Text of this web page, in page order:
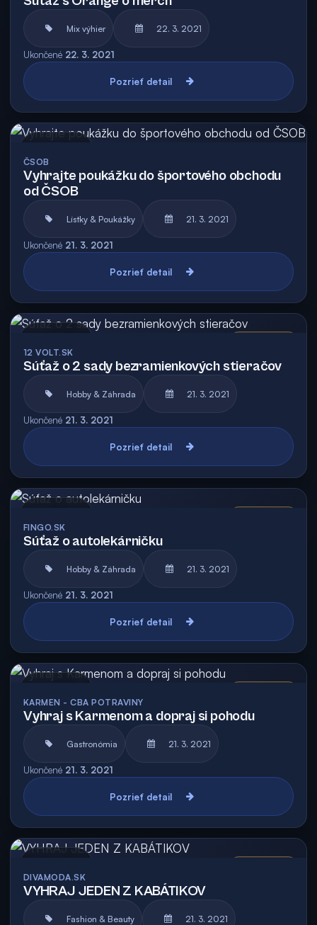
Mix výhier 22. 3. 2021
Ukončené 22. 3. 2021
Pozrieť detail
ČSOB
Vyhrajte poukážku do športového obchodu
od ČSOB
Lístky & Poukážky 21. 3. 2021
Ukončené 21. 3. 2021
Pozrieť detail
12 VOLT.SK
Súťaž o 2 sady bezramienkových stieračov
Hobby & Záhrada 21. 3. 2021
Ukončené 21. 3. 2021
Pozrieť detail
FINGO.SK
Súťaž o autolekárničku
Hobby & Záhrada 21. 3. 2021
Ukončené 21. 3. 2021
Pozrieť detail
KARMEN - CBA POTRAVINY
Vyhraj s Karmenom a dopraj si pohodu
Gastronómia 21. 3. 2021
Ukončené 21. 3. 2021
Pozrieť detail
DIVAMODA.SK
VYHRAJ JEDEN Z KABÁTIKOV
Fashion & Beauty 21. 3. 2021